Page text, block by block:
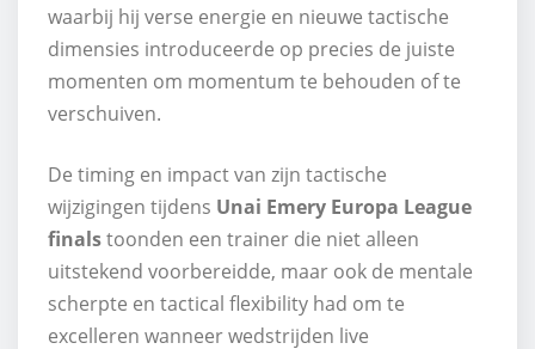
waarbij hij verse energie en nieuwe tactische
dimensies introduceerde op precies de juiste
momenten om momentum te behouden of te
verschuiven.
De timing en impact van zijn tactische
wijzigingen tijdens Unai Emery Europa League
finalstoonden een trainer die niet alleen
uitstekend voorbereidde, maar ook de mentale
scherpte en tactical flexibility had om te
excelleren wanneer wedstrijden live